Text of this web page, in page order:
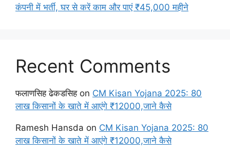
कंपनी में भर्ती, घर से करें काम और पाएं ₹45,000 महीने
Recent Comments
फलाणसिह ढेकडसिहon CM Kisan Yojana 2025: 80
लाख किसानों के खाते में आएंगे ₹12000,जाने कैसे
Ramesh Hansda on CM Kisan Yojana 2025: 80
लाख किसानों के खाते में आएंगे ₹12000,जाने कैसे